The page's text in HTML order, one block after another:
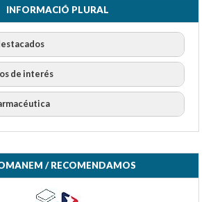
INFORMACIÓ PLURAL
de interés
/ RECOMENDAMOS